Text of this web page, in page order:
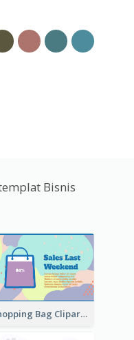
Bisnis
Shopping Bag Clipart Showing Percentage